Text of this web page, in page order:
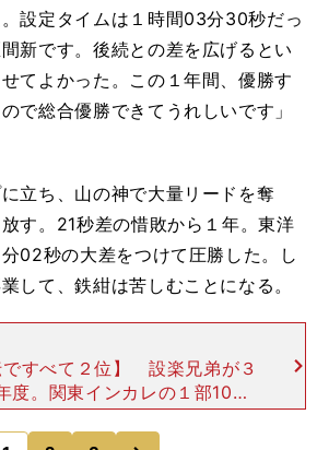
設定タイムは１時間03分30秒だっ
新です。後続との差を広げるとい
てよかった。この１年間、優勝す
で総合優勝できてうれしいです」
立ち、山の神で大量リードを奪
す。21秒差の惜敗から１年。東洋
02秒の大差をつけて圧勝した。し
して、鉄紺は苦しむことになる。
ですべて２位】 設楽兄弟が３
度。関東インカレの１部1000
太が３位に入り、日本人ワン
区の啓太が区間８位、４区の